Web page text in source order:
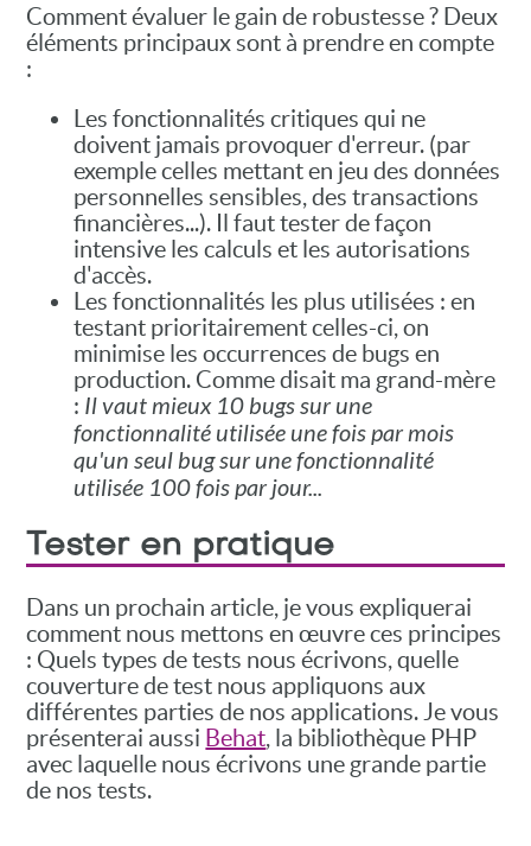
Comment évaluer le gain de robustesse ? Deux
éléments principaux sont à prendre en compte
:
Les fonctionnalités critiques qui ne
doivent jamais provoquer d'erreur. (par
exemple celles mettant en jeu des données
personnelles sensibles, des transactions
financières...). Il faut tester de façon
intensive les calculs et les autorisations
d'accès.
Les fonctionnalités les plus utilisées : en
testant prioritairement celles-ci, on
minimise les occurrences de bugs en
production. Comme disait ma grand-mère
: Il vaut mieux 10 bugs sur une
fonctionnalité utilisée une fois par mois
qu'un seul bug sur une fonctionnalité
utilisée 100 fois par jour...
Tester en pratique
Dans un prochain article, je vous expliquerai
comment nous mettons en œuvre ces principes
: Quels types de tests nous écrivons, quelle
couverture de test nous appliquons aux
différentes parties de nos applications. Je vous
présenterai aussi Behat, la bibliothèque PHP
avec laquelle nous écrivons une grande partie
de nos tests.